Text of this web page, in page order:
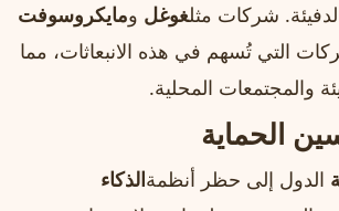
شركات مثلغوغل ومايكروسوفت
التي تُسهم في هذه الانبعاثات، مما
والمجتمعات المحلية.
الحماية
الدول إلى حظر أنظمةالذكاء